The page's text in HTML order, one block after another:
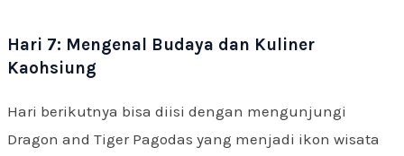
Hari 7: Mengenal Budaya dan Kuliner
Kaohsiung
Hari berikutnya bisa diisi dengan mengunjungi
Dragon and Tiger Pagodas yang menjadi ikon wisata